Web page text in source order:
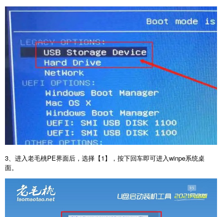
3、进入老毛桃PE界面后，选择【1】，按下回车即可进入winpe系统桌
面。